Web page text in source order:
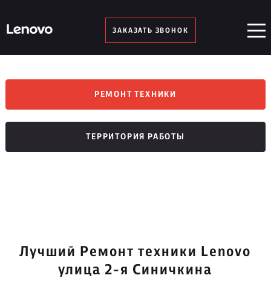
ЗАКАЗАТЬ ЗВОНОК
РЕМОНТ ТЕХНИКИ
ТЕРРИТОРИЯ РАБОТЫ
Лучший Ремонт техники Lenovo
улица 2-я Синичкина